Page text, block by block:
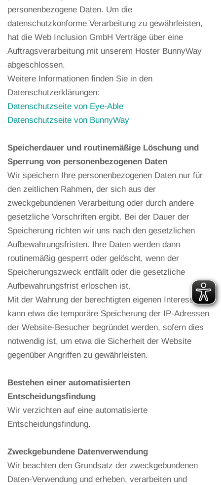
personenbezogene Daten. Um die
datenschutzkonforme Verarbeitung zu gewährleisten,
hat die Web Inclusion GmbH Verträge über eine
Auftragsverarbeitung mit unserem Hoster BunnyWay
abgeschlossen.
Weitere Informationen finden Sie in den
Datenschutzerklärungen:
Datenschutzseite von Eye-Able
Datenschutzseite von BunnyWay
Speicherdauer und routinemäßige Löschung und
Sperrung von personenbezogenen Daten
Wir speichern Ihre personenbezogenen Daten nur für
den zeitlichen Rahmen, der sich aus der
zweckgebundenen Verarbeitung oder durch andere
gesetzliche Vorschriften ergibt. Bei der Dauer der
Speicherung richten wir uns nach den gesetzlichen
Aufbewahrungsfristen. Ihre Daten werden dann
routinemäßig gesperrt oder gelöscht, wenn der
Speicherungszweck entfällt oder die gesetzliche
Aufbewahrungsfrist erloschen ist.
Mit der Wahrung der berechtigten eigenen Interessen
kann etwa die temporäre Speicherung der IP-Adressen
der Website-Besucher begründet werden, sofern dies
notwendig ist, um etwa die Sicherheit der Website
gegenüber Angriffen zu gewährleisten.
Bestehen einer automatisierten
Entscheidungsfindung
Wir verzichten auf eine automatisierte
Entscheidungsfindung.
Zweckgebundene Datenverwendung
Wir beachten den Grundsatz der zweckgebundenen
Daten-Verwendung und erheben, verarbeiten und